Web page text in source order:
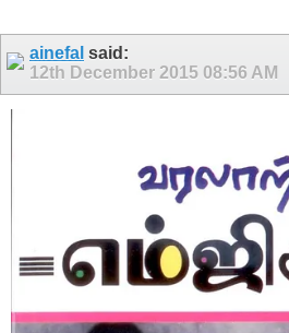
ainefal said:
12th December 2015 08:56 AM